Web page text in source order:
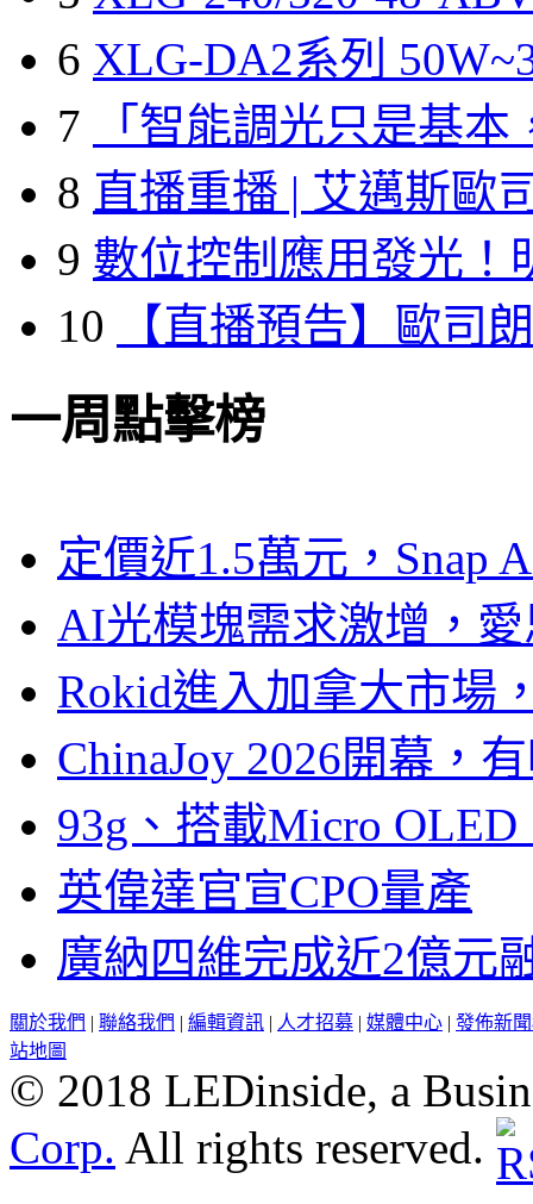
6 XLG-DA2系列
7
「智能調光只是基本
8 直播重播 | 艾邁斯歐
9 數位控制應用發光！
10
【直播預告】歐司
一周點擊榜
定價近1.5萬元，Snap
AI光模塊需求激增，
Rokid進入加拿大市場
ChinaJoy 2026開幕，
93g、搭載Micro
英偉達官宣CPO量產
廣納四維完成近2億元
關於我們 | 聯絡我們 | 編輯資訊 | 人才招募 | 媒體中心 | 發佈新
站地圖
© 2018 LEDinside, a
Corp. All rights reserved.